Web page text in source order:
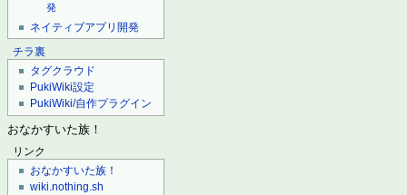
発
ネイティブアプリ開発
チラ裏
タグクラウド
PukiWiki設定
PukiWiki/自作プラグイン
おなかすいた族！
リンク
おなかすいた族！
wiki.nothing.sh